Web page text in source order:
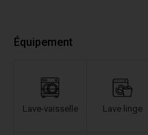
Équipement
Lave-vaisselle Lave linge